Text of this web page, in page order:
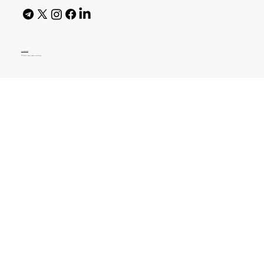
AI Policy
© 2026 High Bar Journal